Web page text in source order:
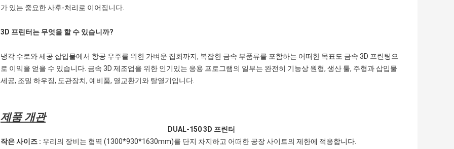
가 있는 중요한 사후-처리로 이어집니다.
3D 프린터는 무엇을 할 수 있습니까?
냉각 수로와 세공 삽입물에서 항공 우주를 위한 가벼운 집회까지, 복잡한 금속 부품류를 포함하는 어떠한 목표도 금속 3D 프린팅으
로 이익을 얻을 수 있습니다. 금속 3D 제조업을 위한 인기있는 응용 프로그램의 일부는 완전히 기능상 원형, 생산 툴, 주형과 삽입물
세공, 조밀 하우징, 도관장치, 예비품, 열교환기와 탈열기입니다.
제품 개관
DUAL-150 3D 프린터
작은 사이즈 : 우리의 장비는 협역 (1300*930*1630mm)를 단지 차지하고 어떠한 공장 사이트의 제한에 적응합니다.